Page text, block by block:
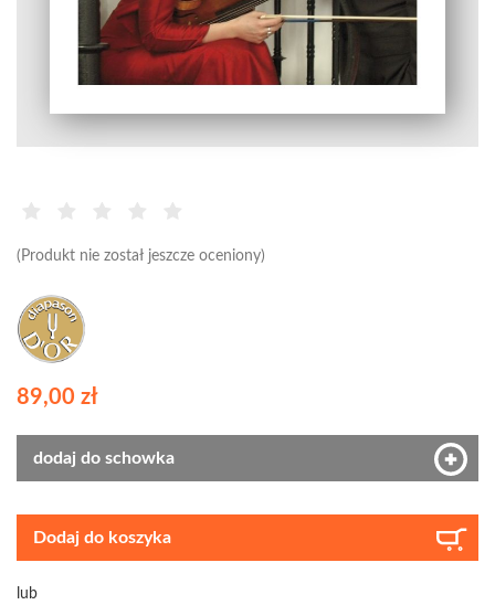
(Produkt nie został jeszcze oceniony)
89,00 zł
dodaj do schowka
Dodaj do koszyka
lub